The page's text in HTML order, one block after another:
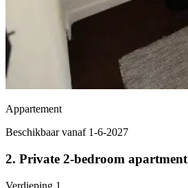
Appartement
Beschikbaar vanaf 1-6-2027
2. Private 2-bedroom apartment
Verdieping 1